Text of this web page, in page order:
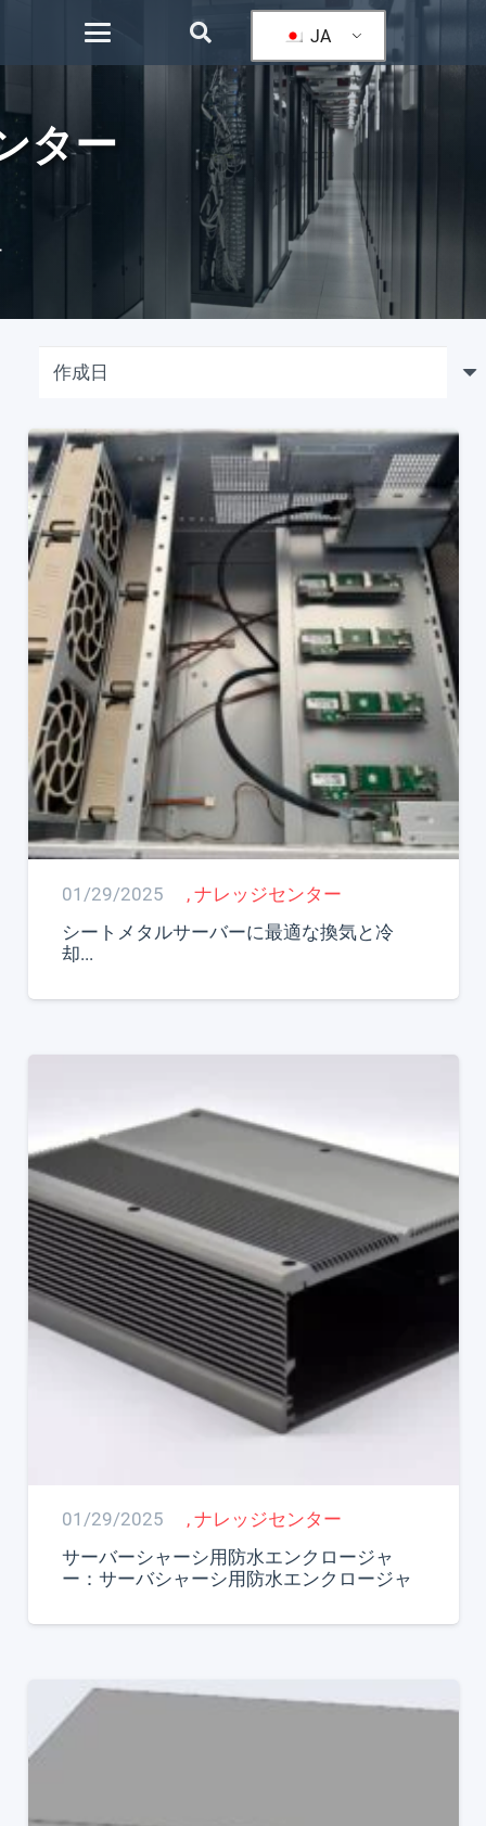
JA
ター
01/29/2025 , ナレッジセンター
シートメタルサーバーに最適な換気と冷
却...
01/29/2025 , ナレッジセンター
サーバーシャーシ用防水エンクロージャ
ー：サーバシャーシ用防水エンクロージャ